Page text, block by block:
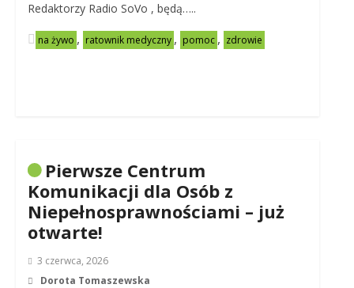
Redaktorzy Radio SoVo , będą…..
na żywo , ratownik medyczny , pomoc , zdrowie
Pierwsze Centrum
Komunikacji dla Osób z
Niepełnosprawnościami – już
otwarte!
3 czerwca, 2026
Dorota Tomaszewska